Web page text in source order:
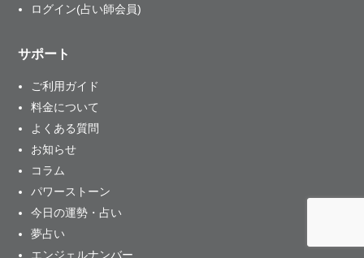
ログイン(占い師会員)
サポート
ご利用ガイド
料金について
よくある質問
お知らせ
コラム
パワーストーン
今日の運勢・占い
夢占い
エンジェルナンバー